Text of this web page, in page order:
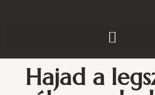
Hajad a